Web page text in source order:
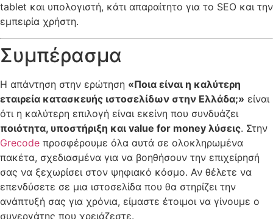
tablet και υπολογιστή, κάτι απαραίτητο για το SEO και την
εμπειρία χρήστη.
Συμπέρασμα
Η απάντηση στην ερώτηση «Ποια είναι η καλύτερη
εταιρεία κατασκευής ιστοσελίδων στην Ελλάδα;» είναι
ότι η καλύτερη επιλογή είναι εκείνη που συνδυάζει
ποιότητα, υποστήριξη και value for money λύσεις. Στην
Grecode προσφέρουμε όλα αυτά σε ολοκληρωμένα
πακέτα, σχεδιασμένα για να βοηθήσουν την επιχείρησή
σας να ξεχωρίσει στον ψηφιακό κόσμο. Αν θέλετε να
επενδύσετε σε μια ιστοσελίδα που θα στηρίζει την
ανάπτυξή σας για χρόνια, είμαστε έτοιμοι να γίνουμε ο
συνεργάτης που χρειάζεστε.